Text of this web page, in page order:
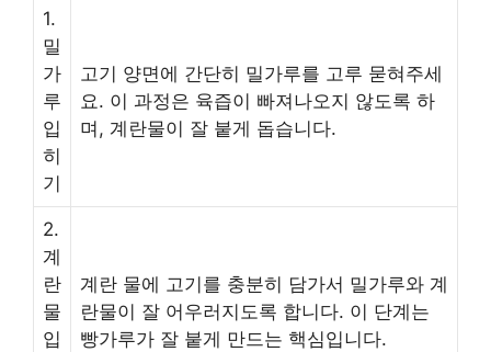
1.
밀
가
루
입
히
기
고기 양면에 간단히 밀가루를 고루 묻혀주세
요. 이 과정은 육즙이 빠져나오지 않도록 하
며, 계란물이 잘 붙게 돕습니다.
2.
계
란
물
입
계란 물에 고기를 충분히 담가서 밀가루와 계
란물이 잘 어우러지도록 합니다. 이 단계는
빵가루가 잘 붙게 만드는 핵심입니다.